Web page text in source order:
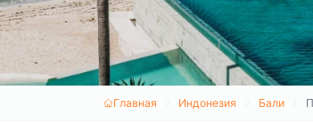
Главная Индонезия Бали